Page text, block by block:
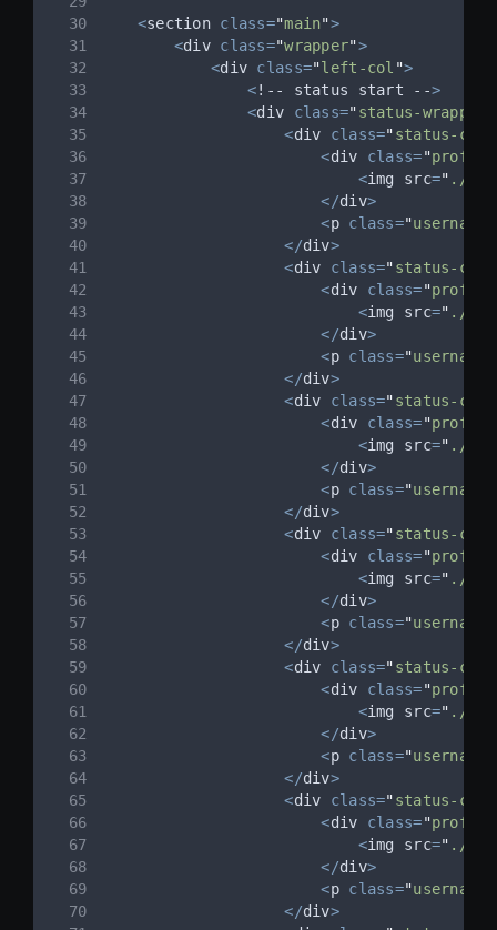
<section class="main">
<div class="wrapper">
<div class="left-col ">
<! -- status start -->
<div class="status-wrapper
<div class="status-card
<div class="
<img src=" ./
</div>
<p class="username
</div>
<div class="status-card
<div class="
<img src=" ./
</div>
<p class="username
</div>
<div class="status-card
<div class="
<img src=" ./
</div>
<p class="username
</div>
<div class="status-card
<div class="
<img src=" ./
</div>
<p class="username
</div>
<div class="status-card
<div class="
<img src=" ./
</div>
<p class="username
</div>
<div class="status-card
<div class="
<img src=" ./
</div>
<p class="username
</div>